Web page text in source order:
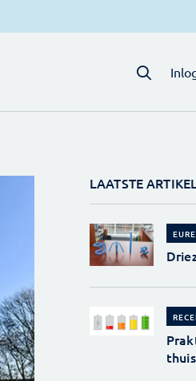
LAATSTE